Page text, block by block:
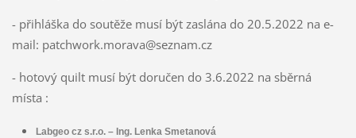
- přihláška do soutěže musí být zaslána do 20.5.2022 na e-
mail: patchwork.morava@seznam.cz
- hotový quilt musí být doručen do 3.6.2022 na sběrná
místa :
Labgeo cz s.r.o. – Ing. Lenka Smetanová